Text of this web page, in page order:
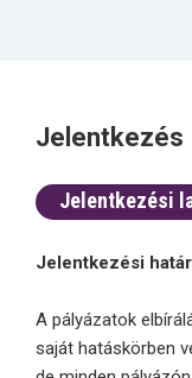
Jelentkezés
Jelentkezési
Jelentkezési
A pályázatok
saját hatáskörben